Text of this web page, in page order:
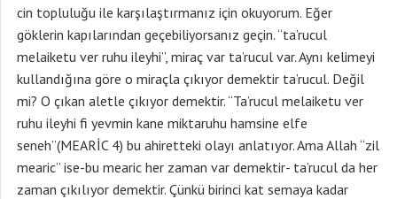
cin topluluğu ile karşılaştırmanız için okuyorum. Eğer
göklerin kapılarından geçebiliyorsanız geçin. “ta’rucul
melaiketu ver ruhu ileyhi”, miraç var ta’rucul var. Aynı kelimeyi
kullandığına göre o miraçla çıkıyor demektir ta’rucul. Değil
mi? O çıkan aletle çıkıyor demektir. “Ta’rucul melaiketu ver
ruhu ileyhi fi yevmin kane miktaruhu hamsine elfe
seneh”(MEARİC 4) bu ahiretteki olayı anlatıyor. Ama Allah “zil
mearic” ise-bu mearic her zaman var demektir- ta’rucul da her
zaman çıkılıyor demektir. Çünkü birinci kat semaya kadar